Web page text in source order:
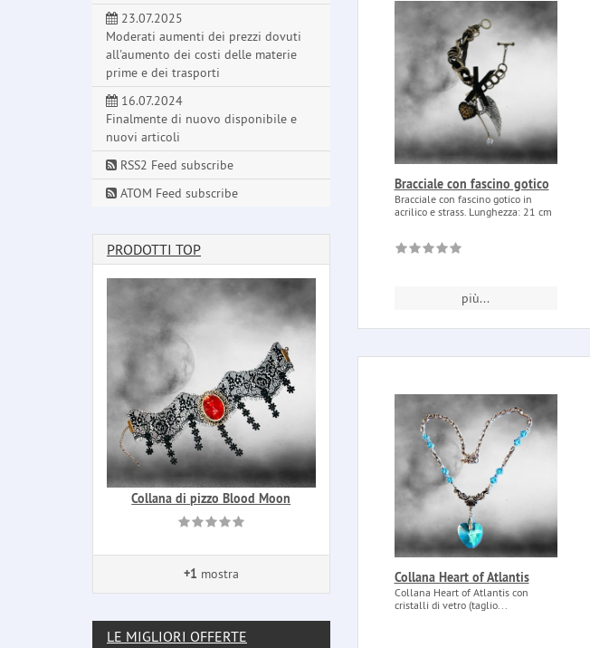
Bracciale con fascino gotico
Bracciale con fascino gotico in
acrilico e strass. Lunghezza: 21 cm
più...
Collana Heart of Atlantis
Collana Heart of Atlantis con
cristalli di vetro (taglio...
23.07.2025
Moderati aumenti dei prezzi dovuti
all'aumento dei costi delle materie
prime e dei trasporti
16.07.2024
Finalmente di nuovo disponibile e
nuovi articoli
RSS2 Feed subscribe
ATOM Feed subscribe
PRODOTTI TOP
Collana di pizzo Blood Moon
+1 mostra
LE MIGLIORI OFFERTE